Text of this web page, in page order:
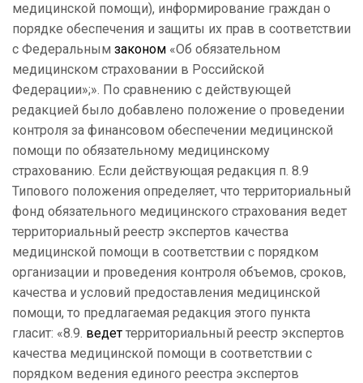
медицинской помощи), информирование граждан о
порядке обеспечения и защиты их прав в соответствии
с Федеральным законом «Об обязательном
медицинском страховании в Российской
Федерации»;». По сравнению с действующей
редакцией было добавлено положение о проведении
контроля за финансовом обеспечении медицинской
помощи по обязательному медицинскому
страхованию. Если действующая редакция п. 8.9
Типового положения определяет, что территориальный
фонд обязательного медицинского страхования ведет
территориальный реестр экспертов качества
медицинской помощи в соответствии с порядком
организации и проведения контроля объемов, сроков,
качества и условий предоставления медицинской
помощи, то предлагаемая редакция этого пункта
гласит: «8.9. ведет территориальный реестр экспертов
качества медицинской помощи в соответствии с
порядком ведения единого реестра экспертов